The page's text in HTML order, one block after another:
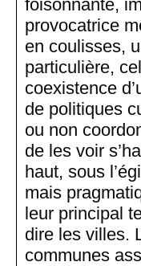
foisonnante,
provocatrice
en coulisses,
particulière,
coexistence
de politiques
ou non
de les voir
haut, sous
mais
leur principal
dire les villes.
communes